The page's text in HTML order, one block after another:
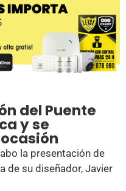
del Puente
y se
la presentación de
de su diseñador, Javier